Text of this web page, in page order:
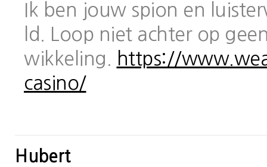
Ik ben jouw spion en
ld. Loop niet achter op
wikkeling.
https://
casino/
Hubert